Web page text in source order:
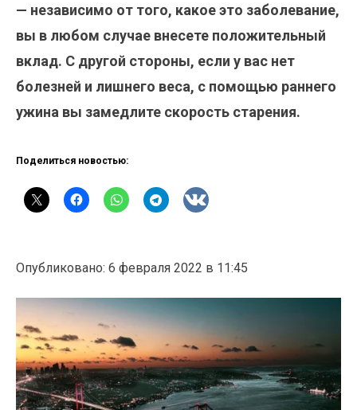
— независимо от того, какое это заболевание,
вы в любом случае внесете положительный
вклад. С другой стороны, если у вас нет
болезней и лишнего веса, с помощью раннего
ужина вы замедлите скорость старения.
Поделиться новостью:
Опубликовано: 6 февраля 2022 в 11:45